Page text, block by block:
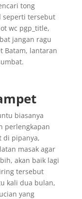
tong
seperti tersebut
wc pgp_title,
jangan ragu
Batam, lantaran
biasanya
perlengkapan
di pipanya,
masak agar
akan baik lagi
tersebut
kali dua bulan,
yang